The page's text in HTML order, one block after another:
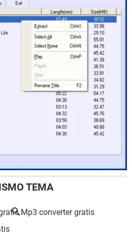
TEMA
Mp3 converter gratis